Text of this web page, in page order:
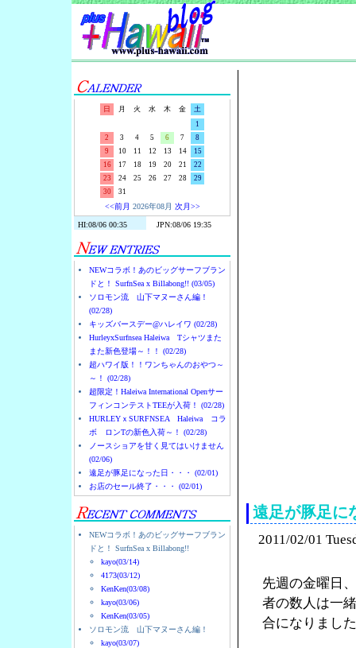
日 月 火 水 木 金
土
1
2
3 4 5 6 7
8
9
10 11 12 13 14
15
16
17 18 19 20 21
22
23
24 25 26 27 28
29
30
31
<<前月 2026年08月 次月>>
NEWコラボ！あのビッグサーフブラン
ドと！ SurfnSea x Billabong!! (03/05)
ソロモン流 山下マヌーさん編！
(02/28)
キッズバースデー@ハレイワ (02/28)
HurleyxSurfnsea Haleiwa Tシャツまた
また新色登場～！！ (02/28)
超ハワイ版！！ワンちゃんのおやつ～
～！ (02/28)
超限定！Haleiwa International Openサー
フィンコンテストTEEが入荷！ (02/28)
HURLEYｘSURFNSEA Haleiwa コラ
ボ ロンTの新色入荷～！ (02/28)
ノースショアを甘く見てはいけません
(02/06)
遠足が豚足になった日・・・ (02/01)
お店のセール終了・・・ (02/01)
NEWコラボ！あのビッグサーフブラン
ドと！ SurfnSea x Billabong!!
kayo(03/14)
4173(03/12)
KenKen(03/08)
kayo(03/06)
KenKen(03/05)
ソロモン流 山下マヌーさん編！
kayo(03/07)
遠足が豚足に
2011/02/01
先週の金曜日
者の数人は一
合になりまし